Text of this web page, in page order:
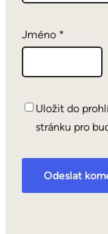
Jméno *
Uložit do
stránku pro